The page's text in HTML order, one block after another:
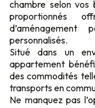
chambre selon vos
proportionnés
personnalisés.
Situé dans un
appartement
des commodités
transports en
Ne manquez pas